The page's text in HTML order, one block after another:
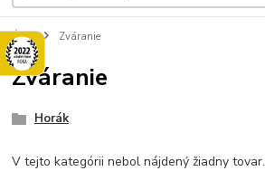
Úvod Zváranie
Zváranie
Horák
V tejto kategórii nebol nájdený žiadny tovar.